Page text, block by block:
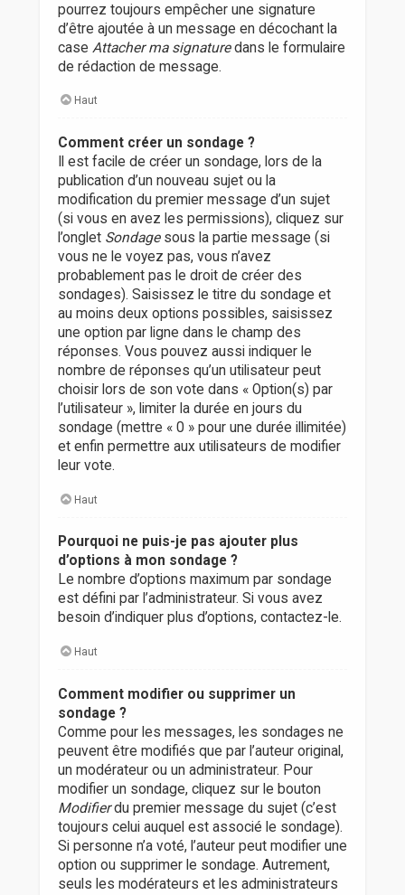
pourrez toujours empêcher une signature
d’être ajoutée à un message en décochant la
case Attacher ma signaturedans le formulaire
de rédaction de message.
Haut
Comment créer un sondage ?
Il est facile de créer un sondage, lors de la
publication d’un nouveau sujet ou la
modification du premier message d’un sujet
(si vous en avez les permissions), cliquez sur
l’onglet Sondagesous la partie message (si
vous ne le voyez pas, vous n’avez
probablement pas le droit de créer des
sondages). Saisissez le titre du sondage et
au moins deux options possibles, saisissez
une option par ligne dans le champ des
réponses. Vous pouvez aussi indiquer le
nombre de réponses qu’un utilisateur peut
choisir lors de son vote dans « Option(s) par
l’utilisateur », limiter la durée en jours du
sondage (mettre « 0 » pour une durée illimitée)
et enfin permettre aux utilisateurs de modifier
leur vote.
Haut
Pourquoi ne puis-je pas ajouter plus
d’options à mon sondage ?
Le nombre d’options maximum par sondage
est défini par l’administrateur. Si vous avez
besoin d’indiquer plus d’options, contactez-le.
Haut
Comment modifier ou supprimer un
sondage ?
Comme pour les messages, les sondages ne
peuvent être modifiés que par l’auteur original,
un modérateur ou un administrateur. Pour
modifier un sondage, cliquez sur le bouton
Modifierdu premier message du sujet (c’est
toujours celui auquel est associé le sondage).
Si personne n’a voté, l’auteur peut modifier une
option ou supprimer le sondage. Autrement,
seuls les modérateurs et les administrateurs